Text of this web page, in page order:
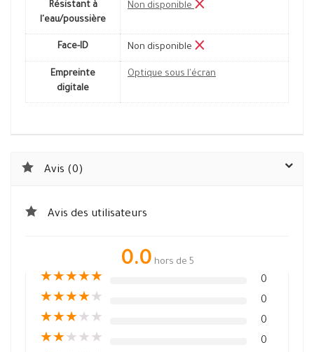
Résistant à
l'eau/poussière
Non disponible
Face-ID Non disponible
Empreinte
digitale
Optique sous l'écran
Avis (0)
Avis des utilisateurs
0.0 hors de 5
★★★★★ 0
★★★★★ 0
★★★★ ★ 0
★★★ ★ ★ 0